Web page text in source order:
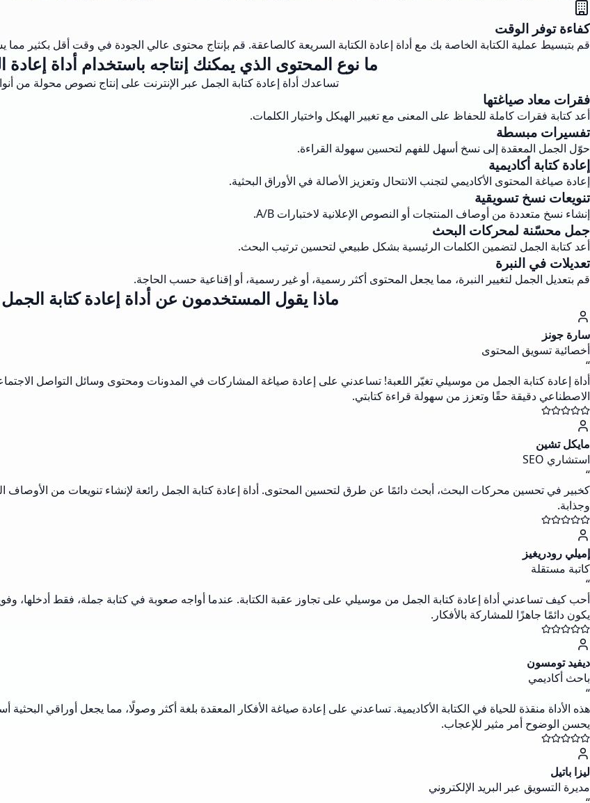
كفاءة توفر الوقت
قم بتبسيط عملية الكتابة الخاصة بك مع أداة إعادة الكتابة السريعة كالصاعقة. قم بإنتاج محتوى عالي الجودة في وقت أقل بكثير مما
ما نوع المحتوى الذي يمكنك إنتاجه باستخدام أداة إعادة
تساعدك أداة إعادة كتابة الجمل عبر الإنترنت على إنتاج نصوص محولة من
فقرات معاد صياغتها
أعد كتابة فقرات كاملة للحفاظ على المعنى مع تغيير الهيكل واختيار الكلمات.
تفسيرات مبسطة
حوّل الجمل المعقدة إلى نسخ أسهل للفهم لتحسين سهولة القراءة.
إعادة كتابة أكاديمية
إعادة صياغة المحتوى الأكاديمي لتجنب الانتحال وتعزيز الأصالة في الأوراق البحثية.
تنويعات نسخ تسويقية
إنشاء نسخ متعددة من أوصاف المنتجات أو النصوص الإعلانية لاختبارات A/B.
جمل محسّنة لمحركات البحث
أعد كتابة الجمل لتضمين الكلمات الرئيسية بشكل طبيعي لتحسين ترتيب البحث.
تعديلات في النبرة
قم بتعديل الجمل لتغيير النبرة، مما يجعل المحتوى أكثر رسمية، أو غير رسمية، أو إقناعية حسب الحاجة.
ماذا يقول المستخدمون عن أداة إعادة كتابة
سارة جونز
أخصائية تسويق المحتوى
“
أداة إعادة كتابة الجمل من موسيلي تغيّر اللعبة! تساعدني على إعادة صياغة المشاركات في المدونات ومحتوى وسائل التواصل
الاصطناعي دقيقة حقًا وتعزز من سهولة قراءة كتابتي.
مايكل تشين
استشاري SEO
“
كخبير في تحسين محركات البحث، أبحث دائمًا عن طرق لتحسين المحتوى. أداة إعادة كتابة الجمل رائعة لإنشاء تنويعات من الأوصاف
وجذابة.
إميلي رودريغيز
كاتبة مستقلة
“
أحب كيف تساعدني أداة إعادة كتابة الجمل من موسيلي على تجاوز عقبة الكتابة. عندما أواجه صعوبة في كتابة جملة، فقط أدخلها،
يكون دائمًا جاهزًا للمشاركة بالأفكار.
ديفيد تومسون
باحث أكاديمي
“
هذه الأداة منقذة للحياة في الكتابة الأكاديمية. تساعدني على إعادة صياغة الأفكار المعقدة بلغة أكثر وصولًا، مما يجعل أوراقي
يحسن الوضوح أمر مثير للإعجاب.
ليزا باتيل
مديرة التسويق عبر البريد الإلكتروني